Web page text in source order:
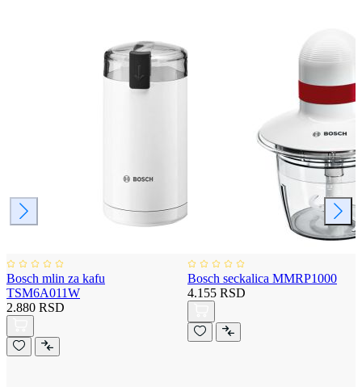
Bosch mlin za kafu
TSM6A011W
2.880 RSD
Bosch seckalica MMRP1000
4.155 RSD